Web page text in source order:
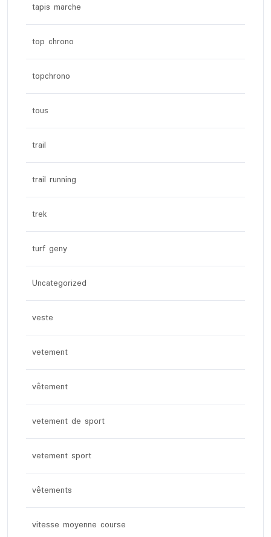
tapis marche
top chrono
topchrono
tous
trail
trail running
trek
turf geny
Uncategorized
veste
vetement
vêtement
vetement de sport
vetement sport
vêtements
vitesse moyenne course